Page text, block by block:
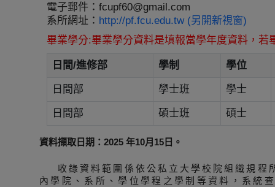
電子郵件： fcupf60@gmail.com
系所網址： http://pf.fcu.edu.tw (另開新視窗)
畢業學分:畢業學分資料是填報當學年度資料，
日間/進修部 學制 學位
日間部 學士班 學士
日間部 碩士班 碩士
資料擷取日期：2025 年10月15日。
收錄資料範圍係依公私立大學校院組織規
內學院、系所、學位學程之學制等資料，系統